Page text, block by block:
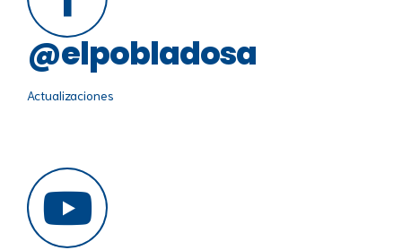
@elpobladosa
Actualizaciones